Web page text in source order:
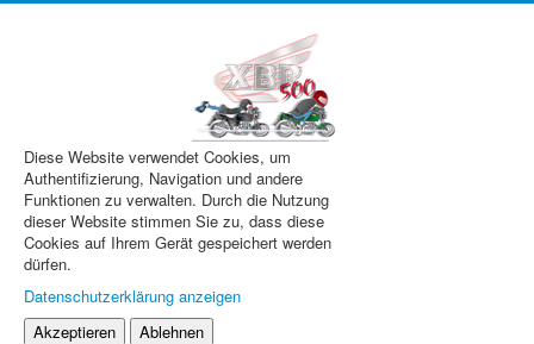
Diese Website verwendet Cookies, um
Authentifizierung, Navigation und andere
Funktionen zu verwalten. Durch die Nutzung
dieser Website stimmen Sie zu, dass diese
Cookies auf Ihrem Gerät gespeichert werden
dürfen.
Datenschutzerklärung anzeigen
Akzeptieren
Ablehnen